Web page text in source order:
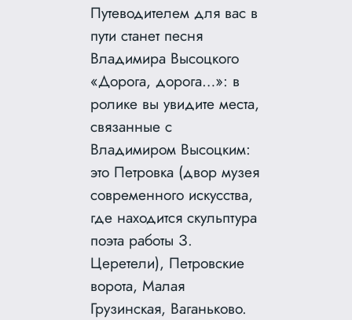
Путеводителем для вас в
пути станет песня
Владимира Высоцкого
«Дорога, дорога…»: в
ролике вы увидите места,
связанные с
Владимиром Высоцким:
это Петровка (двор музея
современного искусства,
где находится скульптура
поэта работы З.
Церетели), Петровские
ворота, Малая
Грузинская, Ваганьково.